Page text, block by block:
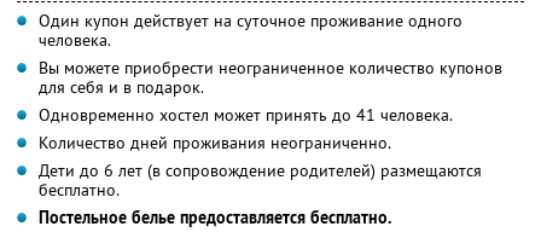
Один купон действует на суточное проживание одного
человека.
Вы можете приобрести неограниченное количество купонов
для себя и в подарок.
Одновременно хостел может принять до 41 человека.
Количество дней проживания неограниченно.
Дети до 6 лет (в сопровождение родителей) размещаются
бесплатно.
Постельное белье предоставляется бесплатно.